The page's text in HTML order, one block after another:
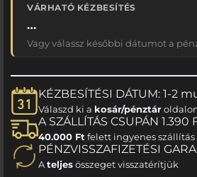
VÁRHATÓ KÉZBESÍTÉS
…
Vagy válassz későbbi dátumot a
KÉZBESÍTÉSI DÁTUM: 1-2
Válaszd ki a kosár/pénztár
A SZÁLLÍTÁS CSUPÁN 1.390
40.000 Ftfelett ingyenes szállítás
PÉNZVISSZAFIZETÉSI
Ateljesösszeget visszatérítjük